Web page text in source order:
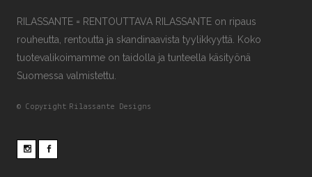
RILASSANTE = RENTOUTTAVA RILASSANTE on ripaus
rouheutta, rentoutta ja skandinaavista tyylikkyyttä. Koko
tuotevalikoimamme on taidolla ja tunteella käsityönä
Suomessa valmistettu.
© Copyright Rilassante Designs